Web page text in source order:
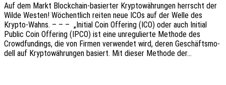
Auf dem Markt Block­chain-basier­­ter Kryp­to­wäh­run­gen herrscht der
Wilde Westen! Wöchent­lich reiten neue ICOs auf der Welle des
Krypto-Wahns. – – – „Initi­al Coin Offe­ring (ICO) oder auch Initi­al
Public Coin Offe­ring (IPCO) ist eine unre­gu­lier­te Metho­de des
Crowd­fun­dings, die von Firmen verwen­det wird, deren Geschäfts­mo­
dell auf Kryp­to­wäh­run­gen basiert. Mit dieser Metho­de der…